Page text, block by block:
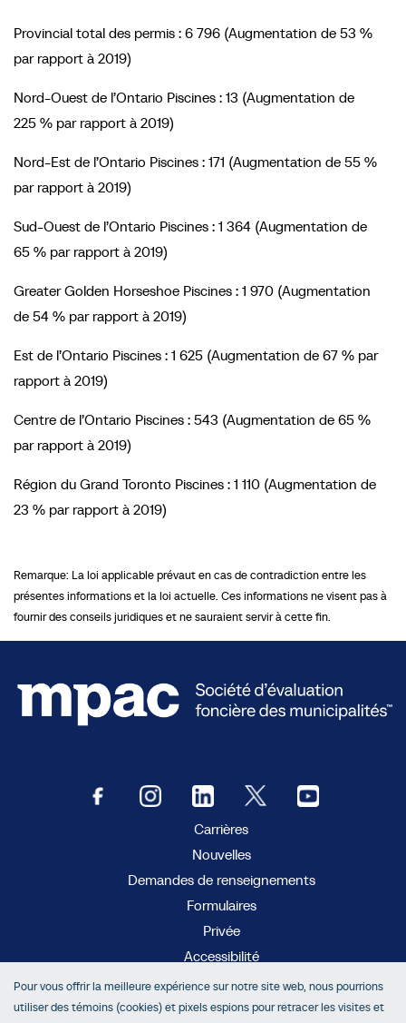
Pour vous offrir la meilleure expérience sur notre site web, nous pourrions
utiliser des témoins (cookies) et pixels espions pour retracer les visites et
Provincial total des permis : 6 796 (Augmentation de 53 %
par rapport à 2019)
Nord-Ouest de l’Ontario Piscines : 13 (Augmentation de
225 % par rapport à 2019)
Nord-Est de l’Ontario Piscines : 171 (Augmentation de 55 %
par rapport à 2019)
Sud-Ouest de l’Ontario Piscines : 1 364 (Augmentation de
65 % par rapport à 2019)
Greater Golden Horseshoe Piscines : 1 970 (Augmentation
de 54 % par rapport à 2019)
Est de l’Ontario Piscines : 1 625 (Augmentation de 67 % par
rapport à 2019)
Centre de l’Ontario Piscines : 543 (Augmentation de 65 %
par rapport à 2019)
Région du Grand Toronto Piscines : 1 110 (Augmentation de
23 % par rapport à 2019)
Remarque: La loi applicable prévaut en cas de contradiction entre les
présentes informations et la loi actuelle. Ces informations ne visent pas à
fournir des conseils juridiques et ne sauraient servir à cette fin.
Carrières
Nouvelles
Demandes de renseignements
Formulaires
Privée
Accessibilité
AboutMyPropertyMC
Municipal ConnectMC